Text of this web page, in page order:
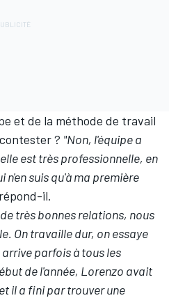
et de la méthode de travail
? "Non, l'équipe a
est très professionnelle, en
suis qu'à ma première
répond-il.
très bonnes relations, nous
On travaille dur, on essaye
parfois à tous les
de l'année, Lorenzo avait
il a fini par trouver une